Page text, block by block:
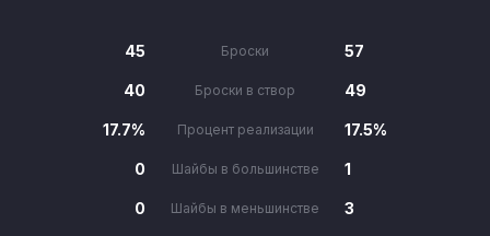
45 Броски 57
40 Броски в створ 49
17.7% Процент реализации 17.5%
0 Шайбы в большинстве 1
0 Шайбы в меньшинстве 3